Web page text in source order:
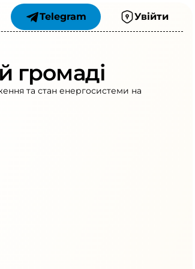
Telegram Увійти
громаді
та стан енергосистеми на